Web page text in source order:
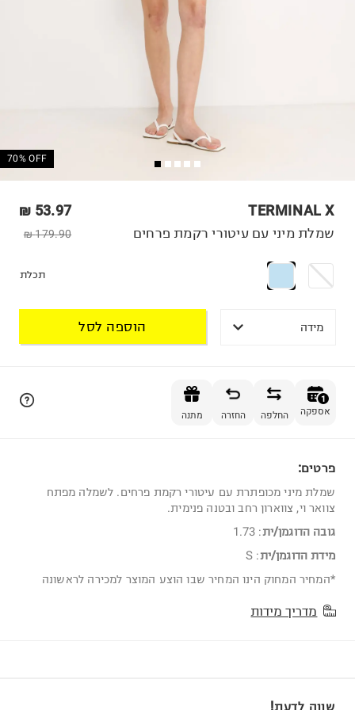
70% OFF
TERMINAL X
53.97 ₪
179.90 ₪ שמלת מיני עם עיטורי רקמת פרחים
תכלת
מידה הוספה לסל
1
אספקה החלפה החזרה מתנה
פרטים:
שמלת מיני מכופתרת עם עיטורי רקמת פרחים. לשמלה מפתח
צוואר וי, צווארון רחב ובטנה פנימית.
גובה הדוגמן/ית:
1.73
מידת הדוגמן/ית:
S
*המחיר המחוק הינו המחיר שבו הוצע המוצר למכירה לראשונה
מדריך מידות
שווה לדעת!